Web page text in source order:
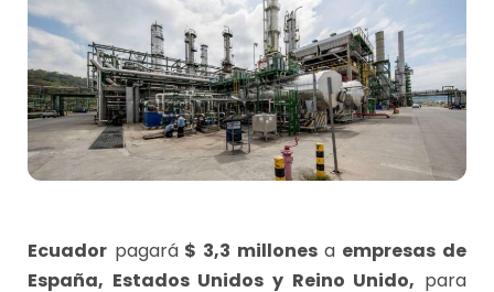
Ecuador pagará$ 3,3 millones a empresas de
España, Estados Unidos y Reino Unido, para